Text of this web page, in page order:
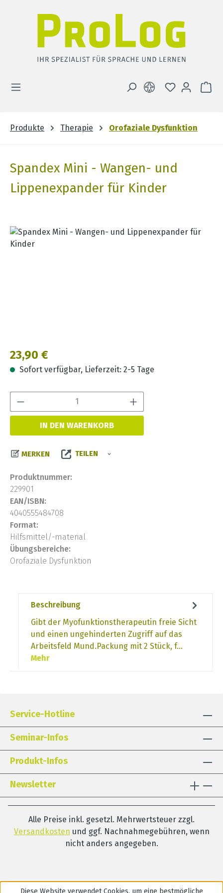
DU HAST 0
Produkte Therapie Orofaziale Dysfunktion
Spandex Mini - Wangen- und
Lippenexpander für Kinder
Bildergalerie überspringen
Regulärer Preis:
23,90 €
Sofort verfügbar, Lieferzeit: 2-5 Tage
IN DEN WARENKORB
MERKEN TEILEN
Produktnummer:
229901
EAN/ISBN:
4040555484708
Format:
Hilfsmittel/-material
Übungsbereiche:
Orofaziale Dysfunktion
Beschreibung
Gibt der Myofunktionstherapeutin freie Sicht
und einen ungehinderten Zugriff auf das
Arbeitsfeld Mund.Packung mit 2 Stück, f…
Mehr
Service-Hotline
Seminar-Infos
Produkt-Infos
Newsletter
Alle Preise inkl. gesetzl. Mehrwertsteuer zzgl.
Versandkosten und ggf. Nachnahmegebühren, wenn
nicht anders angegeben.
Diese Website verwendet Cookies, um eine bestmögliche